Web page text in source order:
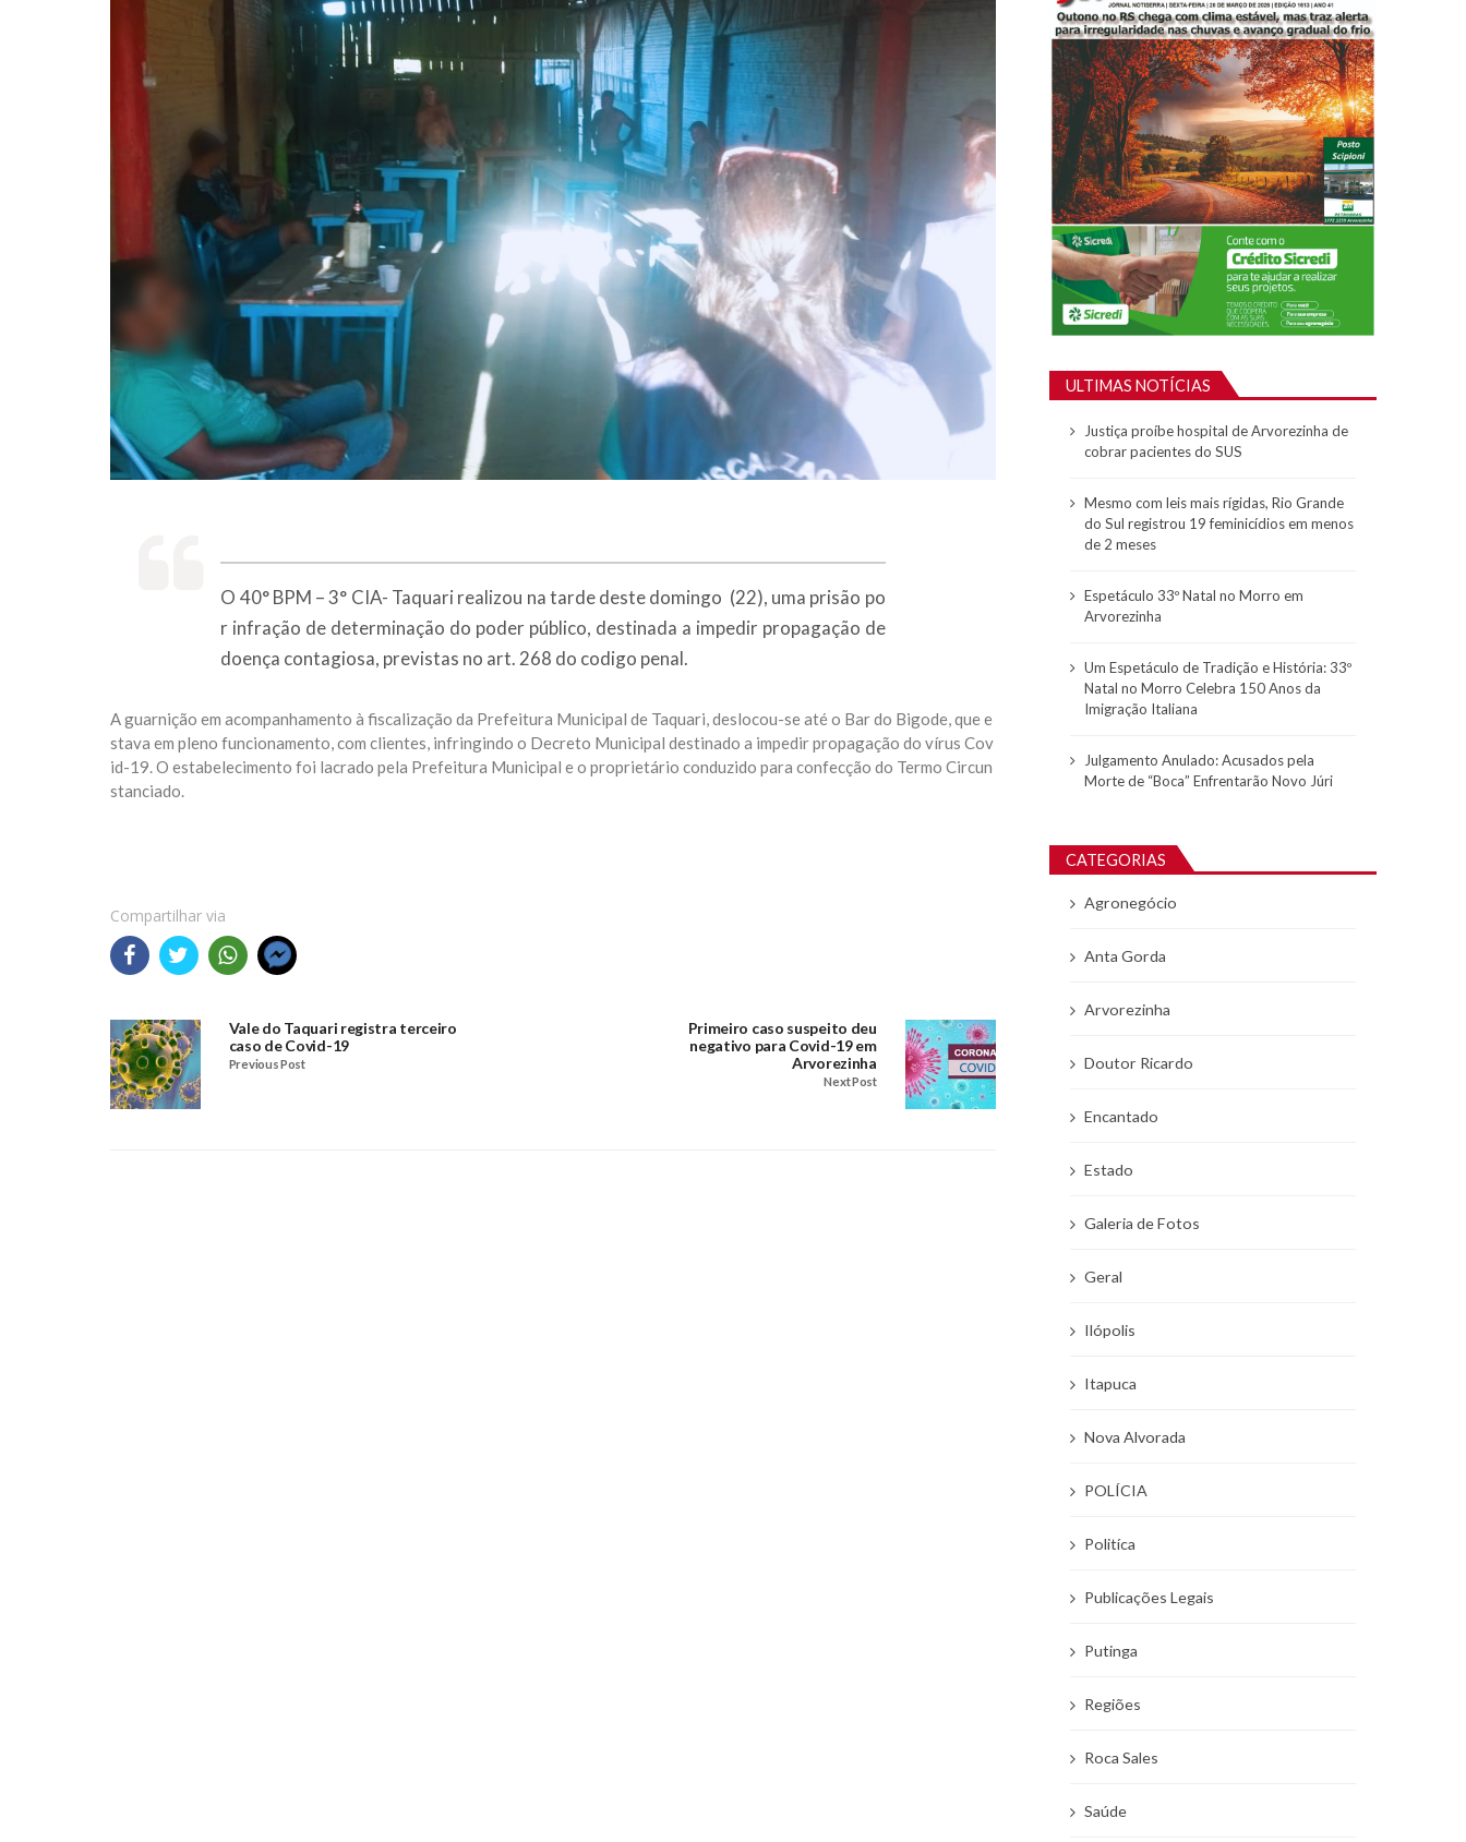
O 40° BPM – 3° CIA- Taquari realizou na tarde deste domingo (22), uma prisão po
r infração de determinação do poder público, destinada a impedir propagação de
doença contagiosa, previstas no art. 268 do codigo penal.
A guarnição em acompanhamento à fiscalização da Prefeitura Municipal de Taquari, deslocou-se até o Bar do Bigode, que e
stava em pleno funcionamento, com clientes, infringindo o Decreto Municipal destinado a impedir propagação do vírus Cov
id-19. O estabelecimento foi lacrado pela Prefeitura Municipal e o proprietário conduzido para confecção do Termo Circun
stanciado.
Compartilhar via
Vale do Taquari registra terceiro
caso de Covid-19
Previous Post
Primeiro caso suspeito deu
negativo para Covid-19 em
Arvorezinha
Next Post
ULTIMAS NOTÍCIAS
Justiça proíbe hospital de Arvorezinha de
cobrar pacientes do SUS
Mesmo com leis mais rígidas, Rio Grande
do Sul registrou 19 feminicídios em menos
de 2 meses
Espetáculo 33º Natal no Morro em
Arvorezinha
Um Espetáculo de Tradição e História: 33º
Natal no Morro Celebra 150 Anos da
Imigração Italiana
Julgamento Anulado: Acusados pela
Morte de “Boca” Enfrentarão Novo Júri
CATEGORIAS
Agronegócio
Anta Gorda
Arvorezinha
Doutor Ricardo
Encantado
Estado
Galeria de Fotos
Geral
Ilópolis
Itapuca
Nova Alvorada
POLÍCIA
Politíca
Publicações Legais
Putinga
Regiões
Roca Sales
Saúde